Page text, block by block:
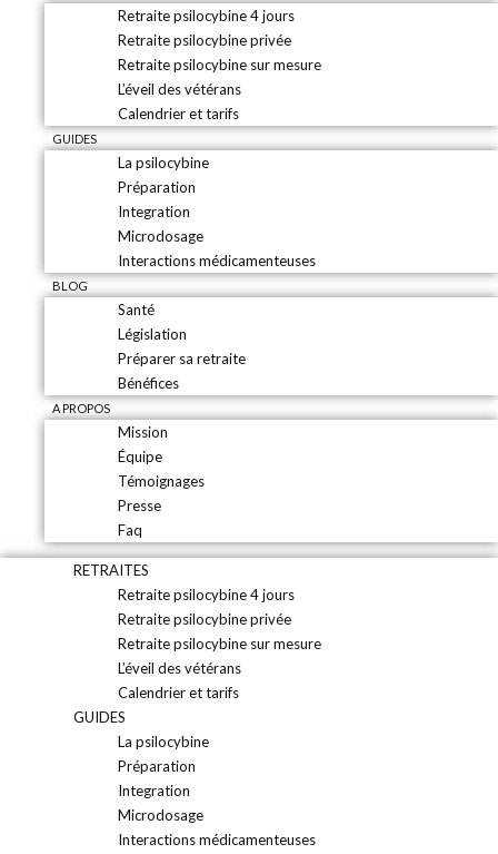
Retraite psilocybine 4 jours
Retraite psilocybine privée
Retraite psilocybine sur mesure
L’éveil des vétérans
Calendrier et tarifs
GUIDES
La psilocybine
Préparation
Integration
Microdosage
Interactions médicamenteuses
BLOG
Santé
Législation
Préparer sa retraite
Bénéfices
A PROPOS
Mission
Équipe
Témoignages
Presse
Faq
RETRAITES
Retraite psilocybine 4 jours
Retraite psilocybine privée
Retraite psilocybine sur mesure
L’éveil des vétérans
Calendrier et tarifs
GUIDES
La psilocybine
Préparation
Integration
Microdosage
Interactions médicamenteuses